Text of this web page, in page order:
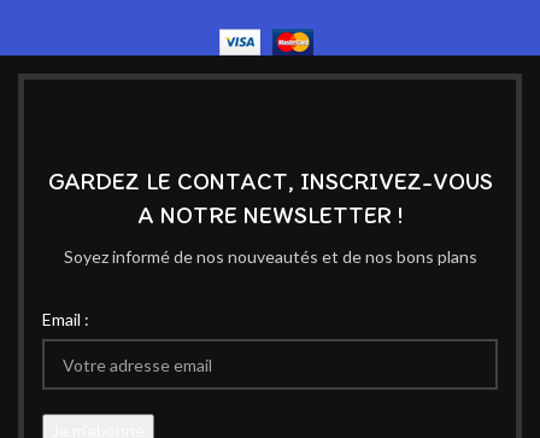
GARDEZ LE CONTACT, INSCRIVEZ-VOUS
A NOTRE NEWSLETTER !
Soyez informé de nos nouveautés et de nos bons plans
Email :